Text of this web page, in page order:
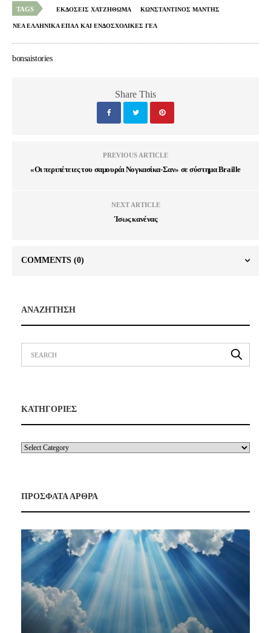
TAGS ΕΚΔΟΣΕΙΣ ΧΑΤΖΗΘΩΜΑ ΚΩΝΣΤΑΝΤΙΝΟΣ ΜΑΝΤΗΣ
ΝΕΑ ΕΛΛΗΝΙΚΑ ΕΠΑΛ ΚΑΙ ΕΝΔΟΣΧΟΛΙΚΕΣ ΓΕΛ
bonsaistories
Share This
PREVIOUS ARTICLE
«Οι περιπέτειες του σαμουράι Νογκασίκα-Σαν» σε σύστημα Braille
NEXT ARTICLE
Ίσως κανένας
COMMENTS (0)
ΑΝΑΖΗΤΗΣΗ
ΚΑΤΗΓΟΡΙΕΣ
ΠΡΟΣΦΑΤΑ ΑΡΘΡΑ